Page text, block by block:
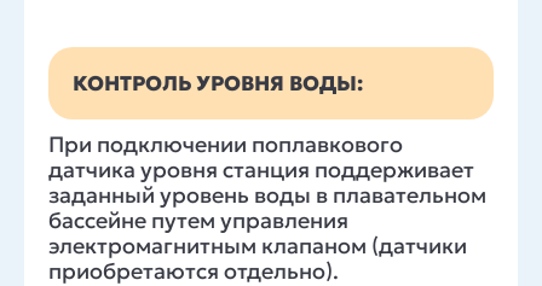
КОНТРОЛЬ УРОВНЯ ВОДЫ:
При подключении поплавкового
датчика уровня станция поддерживает
заданный уровень воды в плавательном
бассейне путем управления
электромагнитным клапаном (датчики
приобретаются отдельно).